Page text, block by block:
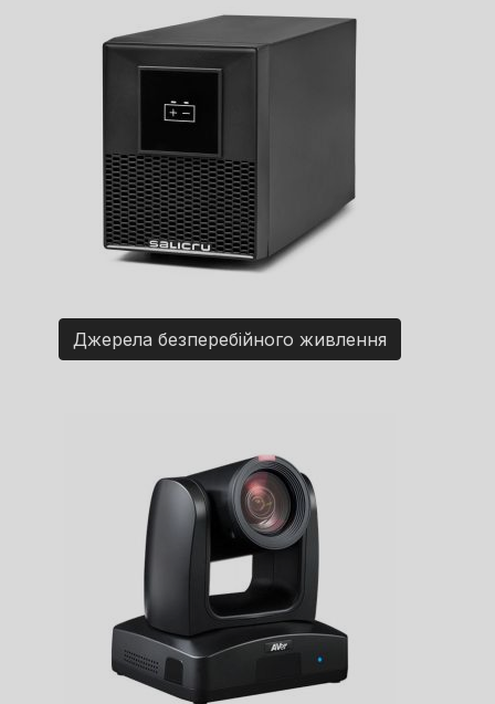
Джерела безперебійного живлення